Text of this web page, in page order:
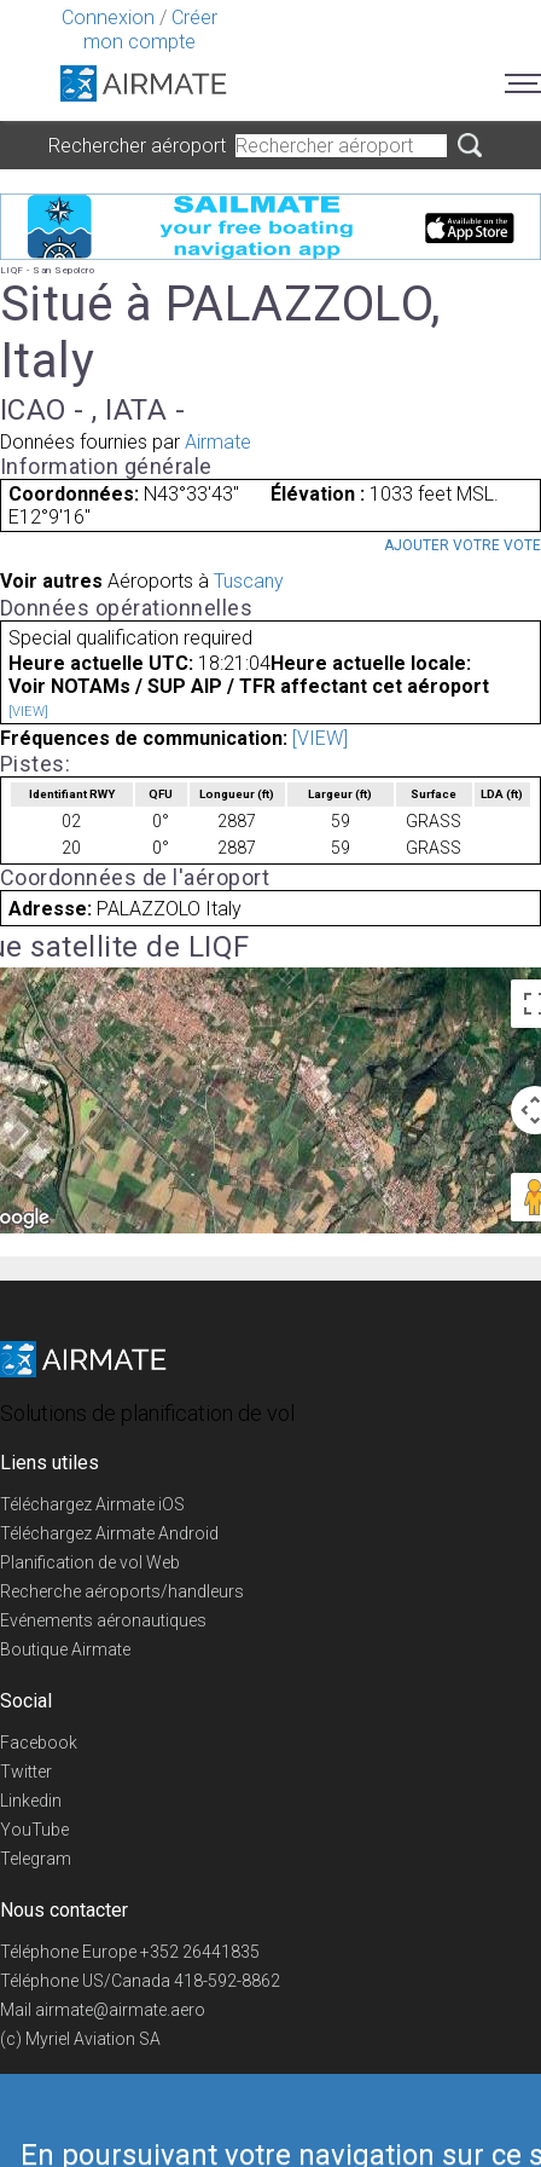
Connexion / Créer
mon compte
En poursuivant votre navigation sur ce
Rechercher aéroport
LIQF - San Sepolcro
Situé à PALAZZOLO,
Italy
ICAO - , IATA -
Données fournies par Airmate
Information générale
Coordonnées: N43°33'43"
E12°9'16"
Élévation : 1033 feet MSL.
AJOUTER VOTRE VOTE
Voir autres Aéroports à Tuscany
Données opérationnelles
Special qualification required
Heure actuelle UTC: 18:21:04Heure actuelle locale:
Voir NOTAMs / SUP AIP / TFR affectant cet aéroport
[VIEW]
Fréquences de communication: [VIEW]
Pistes:
Identifiant RWY QFU Longueur(ft) Largeur(ft) Surface LDA(ft)
02 0° 2887 59
GRASS
20
0° 2887 59 GRASS
Coordonnées de l'aéroport
Adresse: PALAZZOLO Italy
satellite de LIQF
Solutions de planification de vol
Liens utiles
Téléchargez Airmate iOS
Téléchargez Airmate Android
Planification de vol Web
Recherche aéroports/handleurs
Evénements aéronautiques
Boutique Airmate
Social
Facebook
Twitter
Linkedin
YouTube
Telegram
Nous contacter
Téléphone Europe+352 26441835
Téléphone US/Canada 418-592-8862
Mail airmate@airmate.aero
(c) Myriel Aviation SA
© 2019 Airmate -Conditions d'utilisation-Vie privée Back to top